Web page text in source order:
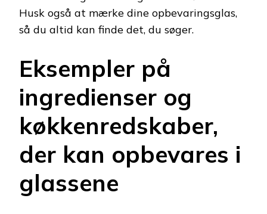
Husk også at mærke dine opbevaringsglas,
så du altid kan finde det, du søger.
Eksempler på
ingredienser og
køkkenredskaber,
der kan opbevares i
glassene